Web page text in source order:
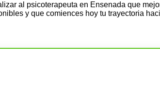
al psicoterapeuta en Ensenada que
y que comiences hoy tu trayectoria